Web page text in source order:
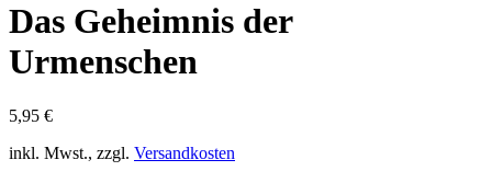
Das Geheimnis der
Urmenschen
5,95 €
inkl. Mwst., zzgl. Versandkosten